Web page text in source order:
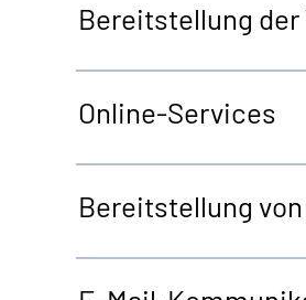
Bereitstellung der
Online-Services
Bereitstellung